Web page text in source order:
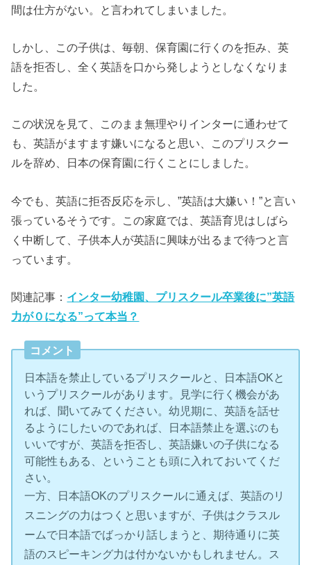
間は仕方がない。と言われてしまいました。
しかし、この子供は、毎朝、保育園に行くのを拒み、英
語を拒否し、全く英語を口から発しようとしなくなりま
した。
この状況を見て、このまま無理やりインターに通わせて
も、英語がますます嫌いになると思い、このプリスクー
ルを辞め、日本の保育園に行くことにしました。
今でも、英語に拒否反応を示し、”英語は大嫌い！”と言い
張っているそうです。この家庭では、英語育児はしばら
く中断して、子供本人が英語に興味が出るまで待つと言
っています。
関連記事： インター幼稚園、プリスクール卒業後に”英語
力が０になる”って本当？
コメント
日本語を禁止しているプリスクールと、日本語OKと
いうプリスクールがあります。見学に行く機会があ
れば、聞いてみてください。幼児期に、英語を話せ
るようにしたいのであれば、日本語禁止を選ぶのも
いいですが、英語を拒否し、英語嫌いの子供になる
可能性もある、ということも頭に入れておいてくだ
さい。
一方、日本語OKのプリスクールに通えば、英語のリ
スニングの力はつくと思いますが、子供はクラスル
ームで日本語でばっかり話しまうと、期待通りに英
語のスピーキング力は付かないかもしれません。ス